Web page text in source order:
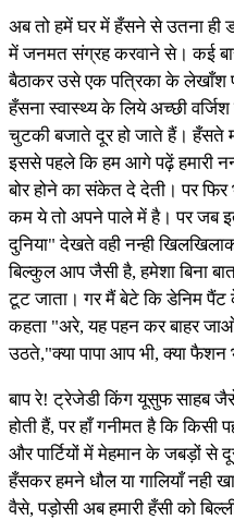
अब तो हमें घर में हँसने से उतना ही
में जनमत संग्रह करवाने से। कई
बैठाकर उसे एक पत्रिका के लेखाँश
हँसना स्वास्थ्य के लिये अच्छी
चुटकी बजाते दूर हो जाते हैं। हँसते
इससे पहले कि हम आगे पढ़ें हमारी
बोर होने का संकेत दे देती। पर
कम ये तो अपने पाले में है। पर जब
दुनिया" देखते वही नन्ही
बिल्कुल आप जैसी है, हमेशा बिना बात
टूट जाता। गर मैं बेटे कि डेनिम
कहता "अरे, यह पहन कर बाहर
उठते,"क्या पापा आप भी, क्या
बाप रे! ट्रेजेडी किंग यूसुफ साहब
होती हैं, पर हाँ गनीमत है कि
और पार्टियों में मेहमान के जबड़ों से
हँसकर हमने धौल या गालियाँ नही
वैसे, पड़ोसी अब हमारी हँसी को